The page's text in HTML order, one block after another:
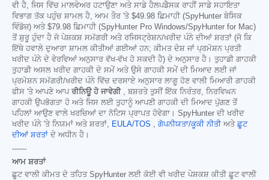
ਵੀ ਹੈ, ਜਿਸ ਵਿੱਚ ਮਾਲਵੇਅਰ ਹਟਾਉਣਾ ਅਤੇ ਸਾਡੇ ਹੈਲਪਡੈਸਕ ਰਾਹੀਂ ਸਾਡੇ ਸਹਾਇਤਾ
ਵਿਭਾਗ ਤੱਕ ਪਹੁੰਚ ਸ਼ਾਮਲ ਹੈ, ਆਮ ਤੌਰ 'ਤੇ $49.98 ਛਿਮਾਹੀ (SpyHunter ਬੇਸਿਕ
ਵਿੰਡੋਜ਼) ਅਤੇ $79.98 ਛਿਮਾਹੀ (SpyHunter Pro Windows/SpyHunter for Mac)
ਤੋਂ ਸ਼ੁਰੂ ਹੁੰਦਾ ਹੈ ਜੋ ਪੇਸ਼ਕਸ਼ ਸਮੱਗਰੀ ਅਤੇ ਰਜਿਸਟ੍ਰੇਸ਼ਨ/ਖਰੀਦ ਪੰਨੇ ਦੀਆਂ ਸ਼ਰਤਾਂ (ਜੋ ਕਿ
ਇੱਥੇ ਹਵਾਲੇ ਦੁਆਰਾ ਸ਼ਾਮਲ ਕੀਤੀਆਂ ਗਈਆਂ ਹਨ; ਕੀਮਤ ਦੇਸ਼ ਜਾਂ ਪ੍ਰਮੋਸ਼ਨ ਪ੍ਰਤੀ
ਖਰੀਦ ਪੰਨੇ ਦੇ ਵੇਰਵਿਆਂ ਅਨੁਸਾਰ ਵੱਖ-ਵੱਖ ਹੋ ਸਕਦੀ ਹੈ) ਦੇ ਅਨੁਸਾਰ ਹੈ। ਤੁਹਾਡੀ ਗਾਹਕੀ
ਤੁਹਾਡੀ ਅਸਲ ਖਰੀਦ ਗਾਹਕੀ ਦੇ ਸਮੇਂ ਅਤੇ ਉਸੇ ਗਾਹਕੀ ਸਮੇਂ ਦੀ ਮਿਆਦ ਲਈ ਜਾਂ
ਪ੍ਰਮੋਸ਼ਨ ਸਮੱਗਰੀ/ਖਰੀਦ ਪੰਨੇ ਵਿੱਚ ਦਰਸਾਏ ਅਨੁਸਾਰ ਲਾਗੂ ਹੋਣ ਵਾਲੀ ਮਿਆਰੀ ਗਾਹਕੀ
ਫੀਸ 'ਤੇ ਆਪਣੇ ਆਪ ਰੀਨਿਊ ਹੋ ਜਾਵੇਗੀ, ਬਸ਼ਰਤੇ ਤੁਸੀਂ ਇੱਕ ਨਿਰੰਤਰ, ਨਿਰਵਿਘਨ
ਗਾਹਕੀ ਉਪਭੋਗਤਾ ਹੋ ਅਤੇ ਜਿਸ ਲਈ ਤੁਹਾਨੂੰ ਆਪਣੀ ਗਾਹਕੀ ਦੀ ਮਿਆਦ ਪੁੱਗਣ ਤੋਂ
ਪਹਿਲਾਂ ਆਉਣ ਵਾਲੇ ਖਰਚਿਆਂ ਦਾ ਨੋਟਿਸ ਪ੍ਰਾਪਤ ਹੋਵੇਗਾ। SpyHunter ਦੀ ਖਰੀਦ
ਖਰੀਦ ਪੰਨੇ 'ਤੇ ਨਿਯਮਾਂ ਅਤੇ ਸ਼ਰਤਾਂ, EULA/TOS , ਗੋਪਨੀਯਤਾ/ਕੂਕੀ ਨੀਤੀ ਅਤੇ ਛੂਟ
ਦੀਆਂ ਸ਼ਰਤਾਂ ਦੇ ਅਧੀਨ ਹੈ।
------
ਆਮ ਸ਼ਰਤਾਂ
ਛੂਟ ਵਾਲੀ ਕੀਮਤ ਦੇ ਤਹਿਤ SpyHunter ਲਈ ਕੋਈ ਵੀ ਖਰੀਦ ਪੇਸ਼ਕਸ਼ ਕੀਤੀ ਛੂਟ ਵਾਲੀ